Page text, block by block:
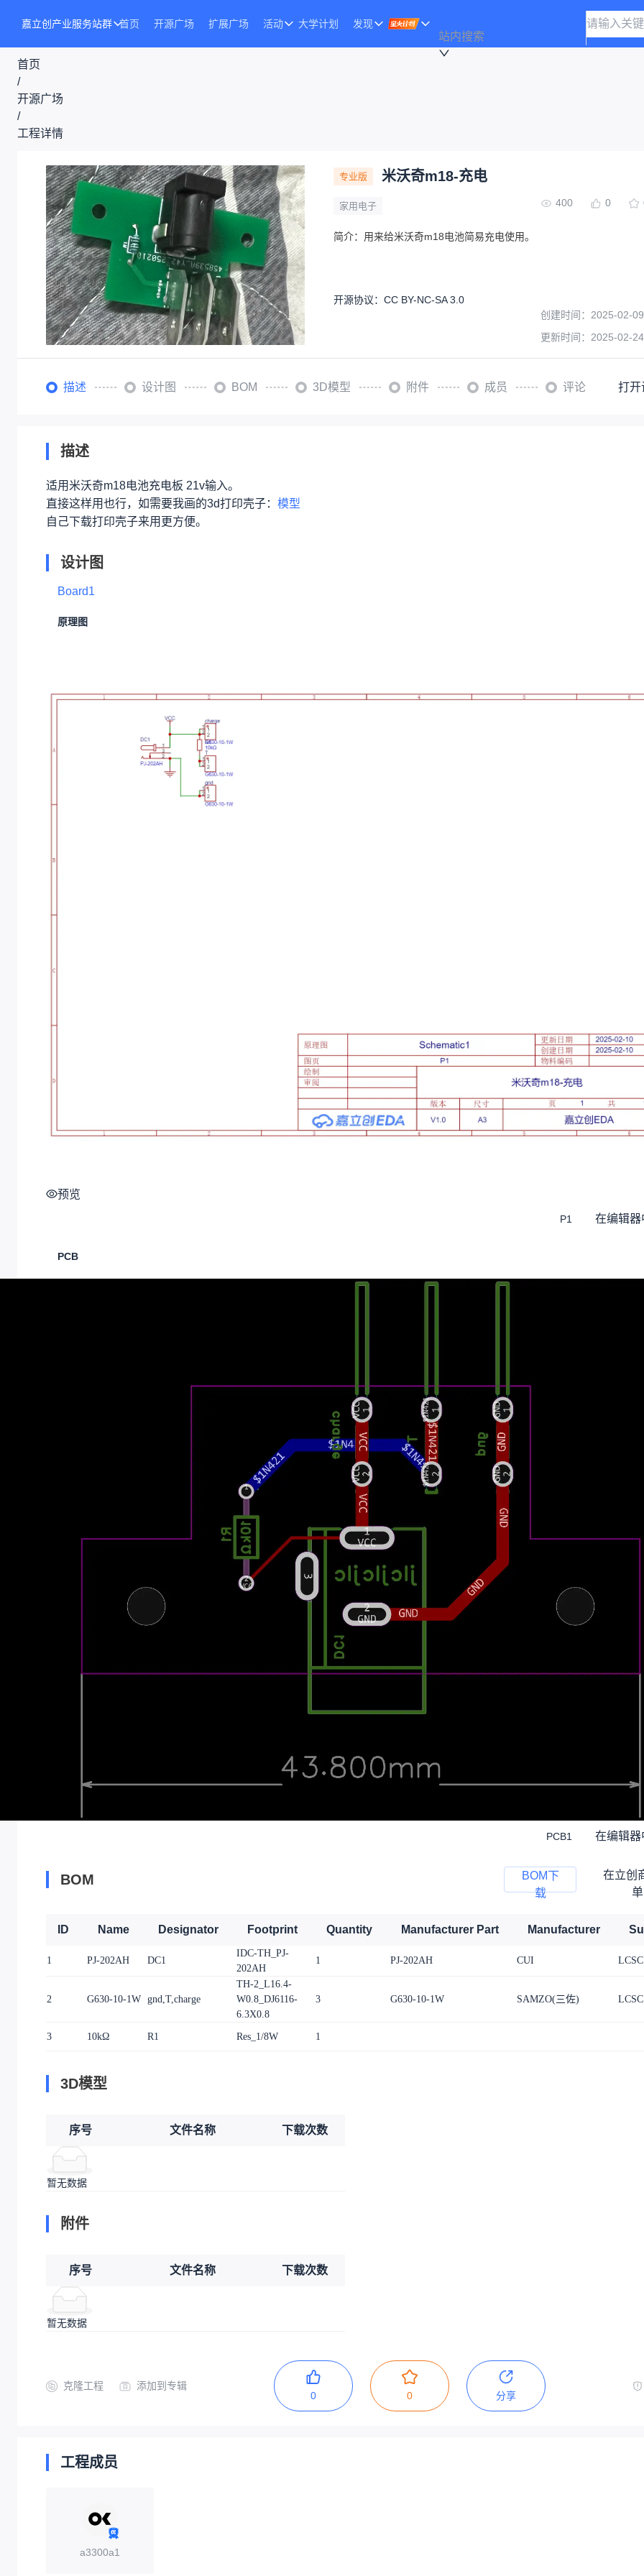
嘉立创产业服务站群 首页 开源广场 扩展广场 活动 大学计划 发现
站内搜索
首页
/
开源广场
/
工程详情
专业版 米沃奇m18-充电
家用电子 400 0
简介： 用来给米沃奇m18电池简易充电使用。
开源协议： CC BY-NC-SA 3.0
创建时间： 2025-02-
更新时间： 2025-02-
描述 设计图 BOM 3D模型 附件 成员 评论 打开
描述
适用米沃奇m18电池充电板 21v输入。
直接这样用也行，如需要我画的3d打印壳子： 模型
自己下载打印壳子来用更方便。
设计图
Board1
原理图
预览
P1 在编辑器
PCB
PCB1 在编辑器
BOM
BOM下
载
在立创
单
ID Name Designator Footprint Quantity Manufacturer Part Manufacturer
1 PJ-202AH DC1
IDC-TH_PJ-
202AH
1 PJ-202AH CUI LCSC
2 G630-10-1W gnd,T,charge
TH-2_L16.4-
W0.8_DJ6116-
6.3X0.8
3 G630-10-1W SAMZO(三佐) LCSC
3 10kΩ R1 Res_1/8W 1
3D模型
序号 文件名称 下载次数
暂无数据
附件
序号 文件名称 下载次数
暂无数据
克隆工程
添加到专辑
0
0 分享
工程成员
a3300a1